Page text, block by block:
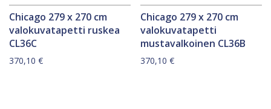
Chicago 279 x 270 cm
valokuvatapetti ruskea
CL36C
370,10 €
Chicago 279 x 270 cm
valokuvatapetti
mustavalkoinen CL36B
370,10€